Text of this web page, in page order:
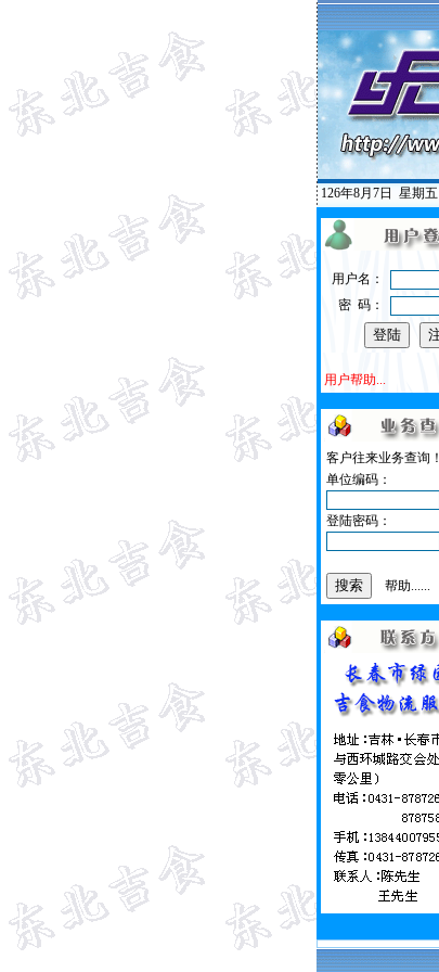
126年8月7日 星期五
用户名：
密 码：
用户帮助...
客户往来业务查询！
单位编码：
登陆密码：
帮助......